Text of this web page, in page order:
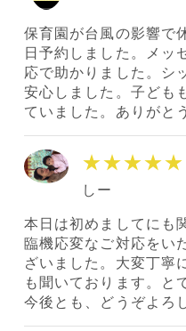
保育園が台風の影響で
日予約しました。メッ
応で助かりました。シ
安心しました。子ども
ていました。ありがと
★★★★★
しー
本日は初めましてにも
臨機応変なご対応をい
ざいました。大変丁寧
も聞いております。と
今後とも、どうぞよろ